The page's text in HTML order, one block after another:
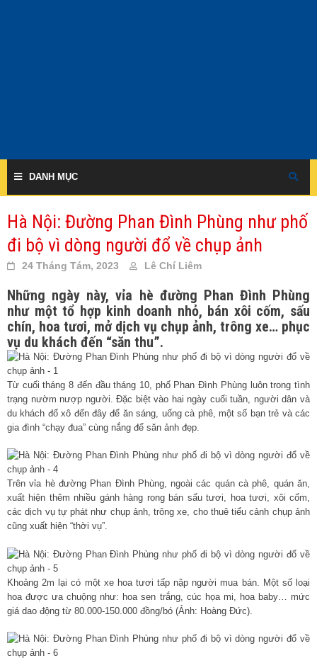
DANH MỤC
Hà Nội: Đường Phan Đình Phùng như phố
đi bộ vì dòng người đổ về chụp ảnh
24 Tháng Tám, 2023 Lê Chí Liêm
Những ngày này, vỉa hè đường Phan Đình Phùng
như một tổ hợp kinh doanh nhỏ, bán xôi cốm, sấu
chín, hoa tươi, mở dịch vụ chụp ảnh, trông xe… phục
vụ du khách đến “săn thu”.
Từ cuối tháng 8 đến đầu tháng 10, phố Phan Đình Phùng luôn trong tình
trạng nườm nượp người. Đặc biệt vào hai ngày cuối tuần, người dân và
du khách đổ xô đến đây để ăn sáng, uống cà phê, một số bạn trẻ và các
gia đình “chạy đua” cùng nắng để săn ảnh đẹp.
Trên vỉa hè đường Phan Đình Phùng, ngoài các quán cà phê, quán ăn,
xuất hiện thêm nhiều gánh hàng rong bán sấu tươi, hoa tươi, xôi cốm,
các dịch vụ tự phát như chụp ảnh, trông xe, cho thuê tiểu cảnh chụp ảnh
cũng xuất hiện “thời vụ”.
Khoảng 2m lại có một xe hoa tươi tấp nập người mua bán. Một số loại
hoa được ưa chuộng như: hoa sen trắng, cúc họa mi, hoa baby… mức
giá dao động từ 80.000-150.000 đồng/bó (Ảnh: Hoàng Đức).